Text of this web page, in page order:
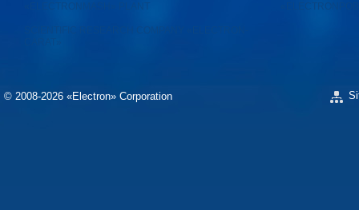
«ELECTRONMASH» PLANT
© 2008-2026 «Electron» Corporation